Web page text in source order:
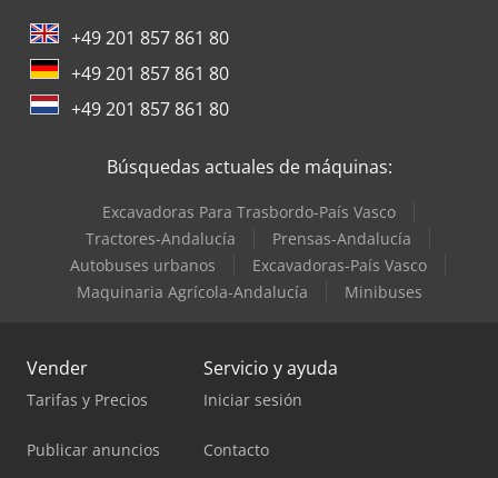
+49 201 857 861 80
+49 201 857 861 80
+49 201 857 861 80
Búsquedas actuales de máquinas:
Excavadoras Para Trasbordo-País Vasco
Tractores-Andalucía
Prensas-Andalucía
Autobuses urbanos
Excavadoras-País Vasco
Maquinaria Agrícola-Andalucía
Minibuses
Vender
Tarifas y Precios
Publicar anuncios
Servicio y ayuda
Iniciar sesión
Contacto